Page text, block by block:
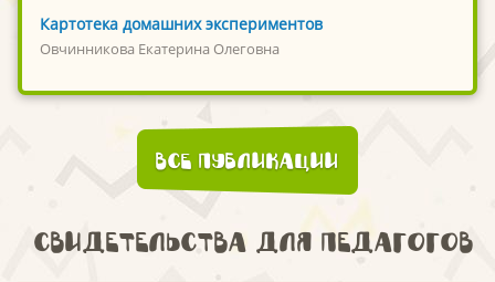
Картотека домашних экспериментов
Овчинникова Екатерина Олеговна
Все публикации
Свидетельства для педагогов